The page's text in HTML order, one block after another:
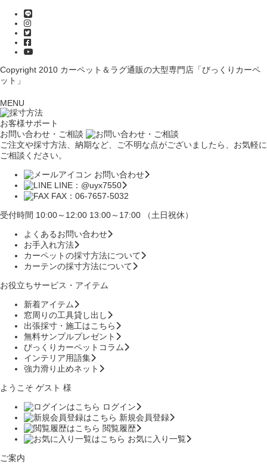
Copyright 2010 カーペット＆ラグ通販の大型専門店「びっくりカーペ
ット」
MENU
お客様サポート
お問い合わせ・ご相談
ご注文や採寸方法、納期など、ご不明な点がございましたら、お気軽に
ご相談ください。
お問い合わせ
LINE：@uyx7550
FAX：06-7657-5032
受付時間 10:00～12:00 13:00～17:00 （土日祝休）
よくあるお問い合わせ
お手入れ方法
カーペットの採寸方法について
カーテンの採寸方法について
お役立ちサービス・アイテム
新着アイテム
窓周りの工具貸し出し
出張採寸・施工はこちら
無料サンプルプレゼント
びっくりカーペットコラム
インテリア用語集
強力滑り止めネット
ようこそ ゲスト 様
ログイン
新規会員登録
閲覧履歴
お気に入り一覧
ご案内